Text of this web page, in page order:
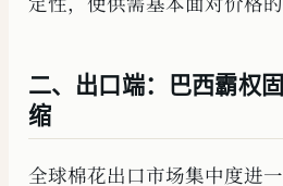
二、出口端：巴西霸权
缩
全球棉花出口市场集中度进